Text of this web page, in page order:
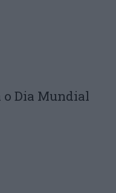
o Dia Mundial